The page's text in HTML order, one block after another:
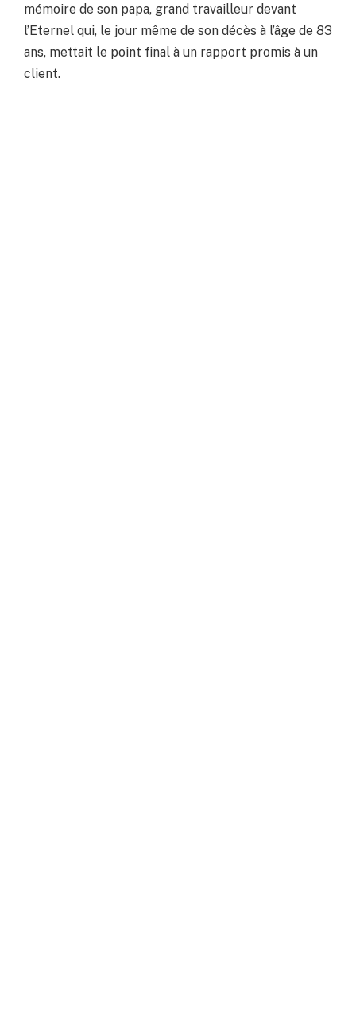
mémoire de son papa, grand travailleur devant
l’Eternel qui, le jour même de son décès à l’âge de 83
ans, mettait le point final à un rapport promis à un
client.